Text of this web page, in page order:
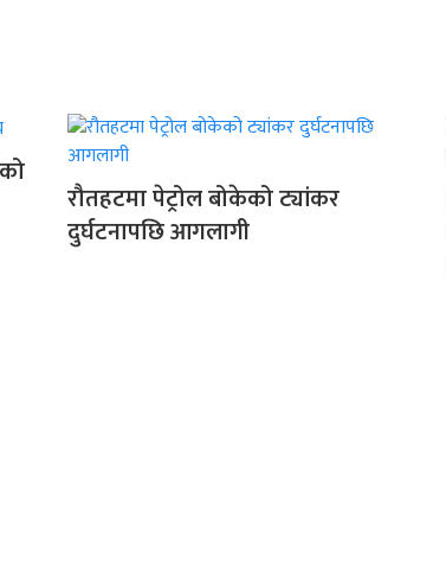
रौतहटमा पेट्रोल बोकेको ट्यांकर
दुर्घटनापछि आगलागी